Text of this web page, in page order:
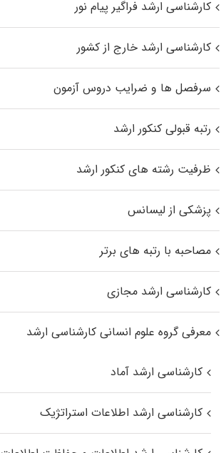
کارشناسی ارشد فراگیر پیام نور
کارشناسی ارشد خارج از کشور
سرفصل ها و ضرایب دروس آزمون
رتبه قبولی کنکور ارشد
ظرفیت رشته های کنکور ارشد
پزشکی از لیسانس
مصاحبه با رتبه های برتر
کارشناسی ارشد مجازی
معرفی گروه علوم انسانی کارشناسی ارشد
کارشناسی ارشد آماد
کارشناسی ارشد اطلاعات استراتژیک